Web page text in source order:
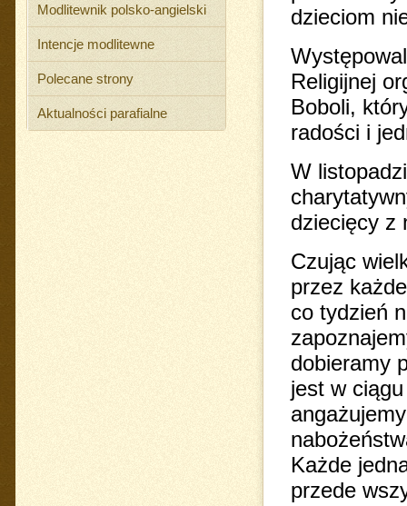
Modlitewnik polsko-angielski
Intencje modlitewne
Polecane strony
Aktualności parafialne
dzieciom
Religijnej
Boboli,
radości i
W
dziecięcy z
Czując
przez
co tydzień
dobieramy
jest w
Każde
przede